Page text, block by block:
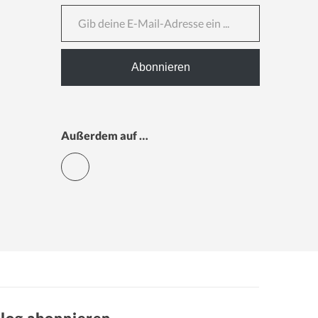
Gib deine E-Mail-Adresse ein ...
Abonnieren
Außerdem auf …
Facebook